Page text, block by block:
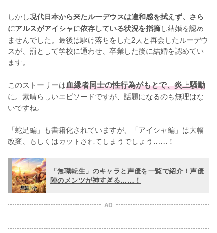
しかし現代日本から来たルーデウスは違和感を拭えず、さら
にアルスがアイシャに依存している状況を指摘し結婚を認め
ませんでした。最後は駆け落ちをした2人と再会したルーデウ
スが、罰として学校に通わせ、卒業した後に結婚を認めてい
ます。
このストーリーは血縁者同士の性行為がもとで、炎上騒動
に。素晴らしいエピソードですが、話題になるのも無理はな
いですね。
「蛇足編」も書籍化されていますが、「アイシャ編」は大幅
改変、もしくはカットされてしまうでしょう……！
「無職転生」のキャラと声優を一覧で紹介！声優
陣のメンツが神すぎる……！
AD